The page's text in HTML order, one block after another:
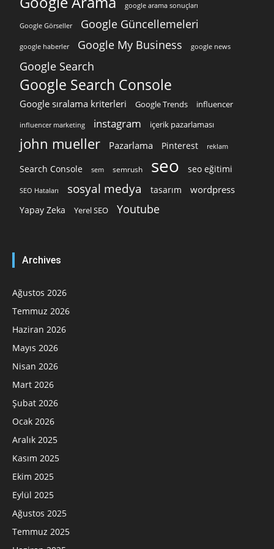
google arama sonuçları
Google Görseller Google Güncellemeleri
google haberler Google My Business google news
Google Search
Google Search Console
Google sıralama kriterleri Google Trends influencer
influencer marketing instagram içerik pazarlaması
john mueller Pazarlama Pinterest reklam
Search Console sem semrush seo seo eğitimi
SEO Hataları sosyal medya tasarım wordpress
Yapay Zeka Yerel SEO Youtube
Archives
Ağustos 2026
Temmuz 2026
Haziran 2026
Mayıs 2026
Nisan 2026
Mart 2026
Şubat 2026
Ocak 2026
Aralık 2025
Kasım 2025
Ekim 2025
Eylül 2025
Ağustos 2025
Temmuz 2025